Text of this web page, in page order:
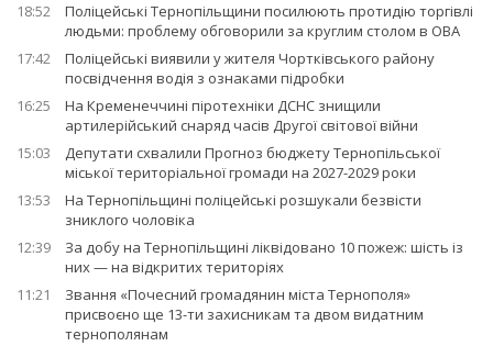
18:52
Поліцейські Тернопільщини посилюють протидію торгівлі
людьми: проблему обговорили за круглим столом в ОВА
17:42
Поліцейські виявили у жителя Чортківського району
посвідчення водія з ознаками підробки
16:25
На Кременеччині піротехніки ДСНС знищили
артилерійський снаряд часів Другої світової війни
15:03
Депутати схвалили Прогноз бюджету Тернопільської
міської територіальної громади на 2027-2029 роки
13:53
На Тернопільщині поліцейські розшукали безвісти
зниклого чоловіка
12:39
За добу на Тернопільщині ліквідовано 10 пожеж: шість із
них — на відкритих територіях
11:21
Звання «Почесний громадянин міста Тернополя»
присвоєно ще 13-ти захисникам та двом видатним
тернополянам